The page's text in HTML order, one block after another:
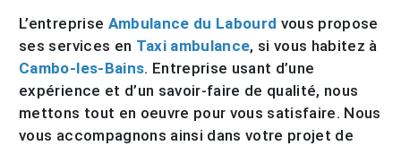
L’entreprise Ambulance du Labourd vous propose
ses services en Taxi ambulance, si vous habitez à
Cambo-les-Bains. Entreprise usant d’une
expérience et d’un savoir-faire de qualité, nous
mettons tout en oeuvre pour vous satisfaire. Nous
vous accompagnons ainsi dans votre projet de